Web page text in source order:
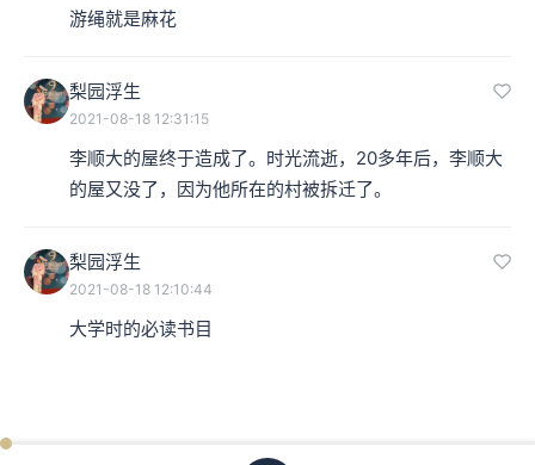
游绳就是麻花
梨园浮生
2021-08-18 12:31:15
李顺大的屋终于造成了。时光流逝，20多年后，李顺大
的屋又没了，因为他所在的村被拆迁了。
梨园浮生
2021-08-18 12:10:44
大学时的必读书目